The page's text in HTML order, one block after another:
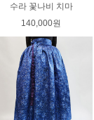
수라 꽃나비 치마
140,000원